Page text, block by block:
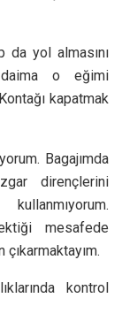
da yol almasını
daima o eğimi
kapatmak
Bagajımda
dirençlerini
mesafede
çıkarmaktayım.
kontrol